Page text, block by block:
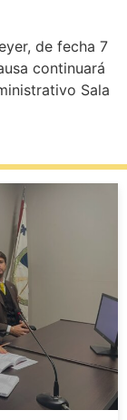
de fecha 7
continuará
Sala